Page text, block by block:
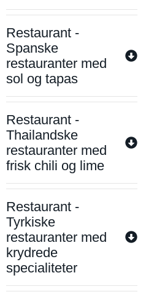
Restaurant -
Spanske
restauranter med
sol og tapas
Restaurant -
Thailandske
restauranter med
frisk chili og lime
Restaurant -
Tyrkiske
restauranter med
krydrede
specialiteter